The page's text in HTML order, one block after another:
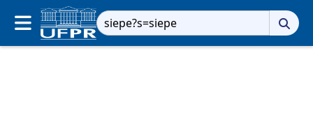
Pesquisar
por: